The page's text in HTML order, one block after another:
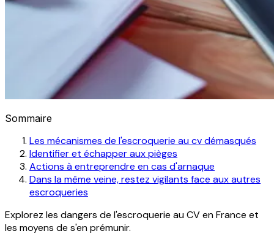
Sommaire
Les mécanismes de l'escroquerie au cv démasqués
Identifier et échapper aux pièges
Actions à entreprendre en cas d'arnaque
Dans la même veine, restez vigilants face aux autres
escroqueries
Explorez les dangers de l'escroquerie au CV en France et
les moyens de s'en prémunir.